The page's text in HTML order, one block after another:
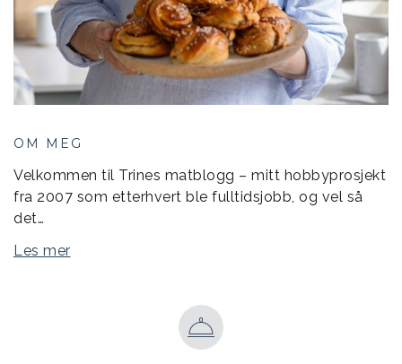
OM MEG
Velkommen til Trines matblogg – mitt hobbyprosjekt
fra 2007 som etterhvert ble fulltidsjobb, og vel så
det…
Les mer